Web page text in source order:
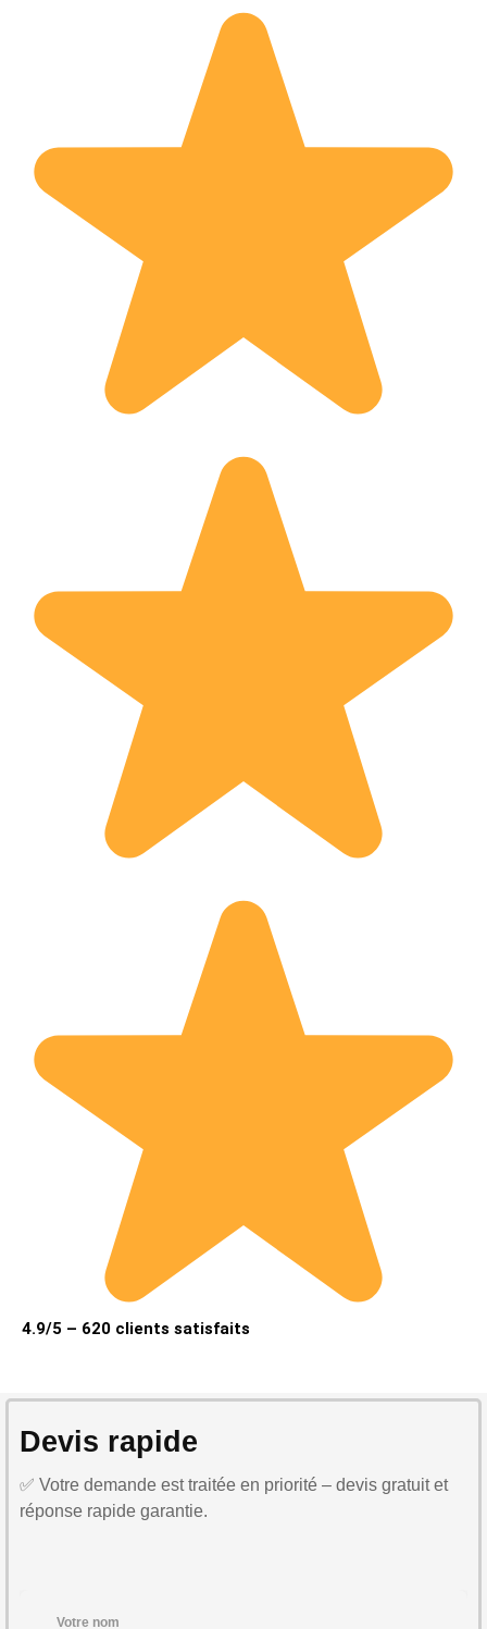
4.9/5 – 620 clients satisfaits
Devis rapide
✅ Votre demande est traitée en priorité – devis gratuit et
réponse rapide garantie.
Votre nom